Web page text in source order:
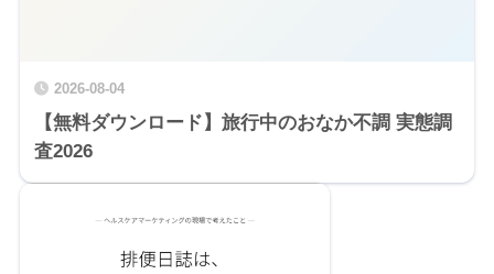
2026-08-04
【無料ダウンロード】旅行中のおなか不調 実態調
査2026